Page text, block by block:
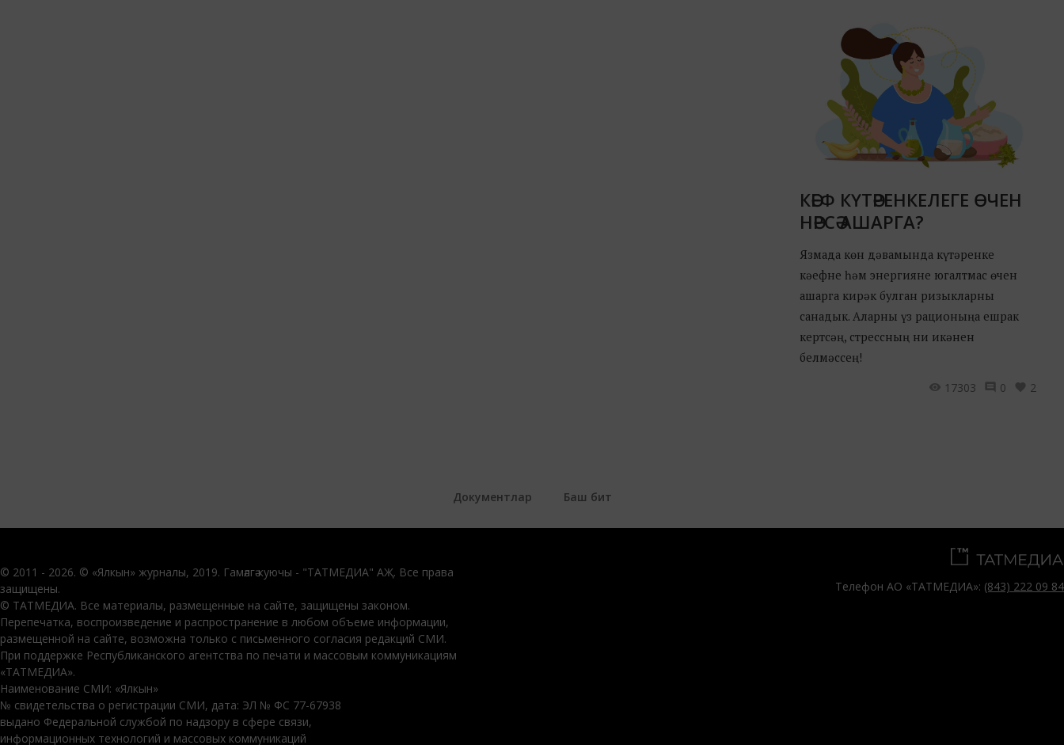
КӘЕФ КҮТӘРЕНКЕЛЕГЕ ӨЧЕН
НӘРСӘ АШАРГА?
Язмада көн дәвамында күтәренке
кәефне һәм энергияне югалтмас өчен
ашарга кирәк булган ризыкларны
санадык. Аларны үз рационыңа ешрак
кертсәң, стрессның ни икәнен
белмәссең!
17303
0 2
Документлар Баш бит
© 2011 - 2026. © «Ялкын» журналы, 2019. Гамәлгә куючы - "ТАТМЕДИА" АҖ. Все права
защищены.
© ТАТМЕДИА. Все материалы, размещенные на сайте, защищены законом.
Перепечатка, воспроизведение и распространение в любом объеме информации,
размещенной на сайте, возможна только с письменного согласия редакций СМИ.
При поддержке Республиканского агентства по печати и массовым коммуникациям
«ТАТМЕДИА».
Наименование СМИ: «Ялкын»
№ свидетельства о регистрации СМИ, дата: ЭЛ № ФС 77-67938
выдано Федеральной службой по надзору в сфере связи,
информационных технологий и массовых коммуникаций
Телефон АО «ТАТМЕДИА»: (843) 222 09 84